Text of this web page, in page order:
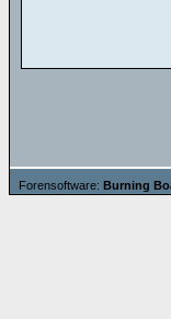
Forensoftware: Burning